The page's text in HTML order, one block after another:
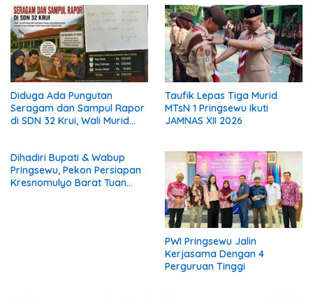
Diduga Ada Pungutan
Seragam dan Sampul Rapor
di SDN 32 Krui, Wali Murid
Taufik Lepas Tiga Murid
MTsN 1 Pringsewu Ikuti
JAMNAS XII 2026
Dihadiri Bupati & Wabup
Pringsewu, Pekon Persiapan
Kresnomulyo Barat Tuan
PWI Pringsewu Jalin
Kerjasama Dengan 4
Perguruan Tinggi